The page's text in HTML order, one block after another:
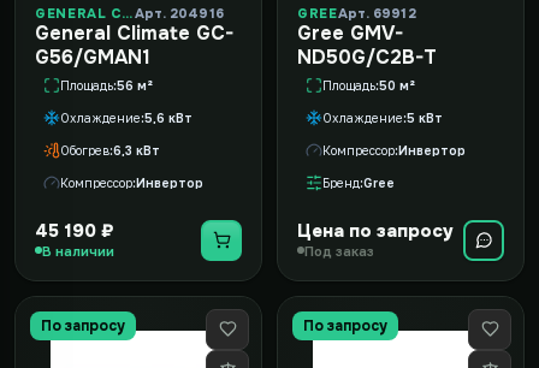
GENERAL CLIMATEАрт. 204916
General Climate GC-
G56/GMAN1
Площадь 56 м²
Охлаждение 5,6 кВт
Обогрев 6,3 кВт
Компрессор Инвертор
45 190 ₽
В наличии
GREEАрт. 69912
Gree GMV-
ND50G/C2B-T
Площадь 50 м²
Охлаждение 5 кВт
Компрессор Инвертор
Бренд Gree
Цена по запросу
Под заказ
По запросу По запросу